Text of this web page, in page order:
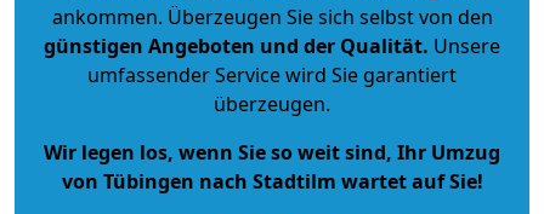
ankommen. Überzeugen Sie sich selbst von den
günstigen Angeboten und der Qualität. Unsere
umfassender Service wird Sie garantiert
überzeugen.
Wir legen los, wenn Sie so weit sind, Ihr Umzug
von Tübingen nach Stadtilm wartet auf Sie!